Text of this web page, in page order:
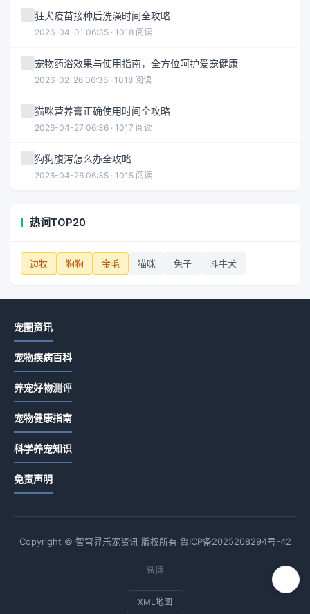
狂犬疫苗接种后洗澡时间全攻略
2026-04-01 06:35 · 1018 阅读
宠物药浴效果与使用指南，全方位呵护爱宠健康
2026-02-26 06:36 · 1018 阅读
猫咪营养膏正确使用时间全攻略
2026-04-27 06:36 · 1017 阅读
狗狗腹泻怎么办全攻略
2026-04-26 06:35 · 1015 阅读
热词TOP20
边牧 狗狗 金毛 猫咪 兔子 斗牛犬
宠圈资讯
宠物疾病百科
养宠好物测评
宠物健康指南
科学养宠知识
免责声明
Copyright © 智穹界乐宠资讯 版权所有 鲁ICP备2025208294号-42
微博
XML地图